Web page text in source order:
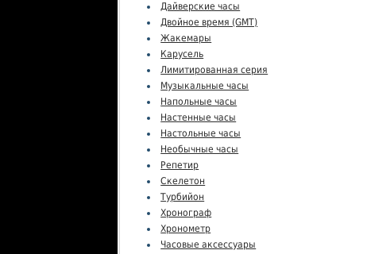
Дайверские часы
Двойное время (GMT)
Жакемары
Карусель
Лимитированная серия
Музыкальные часы
Напольные часы
Настенные часы
Настольные часы
Необычные часы
Репетир
Скелетон
Турбийон
Хронограф
Хронометр
Часовые аксессуары